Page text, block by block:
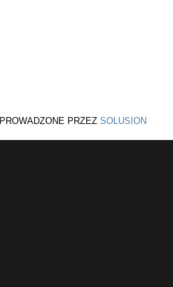
PROWADZONE PRZEZ SOLUSION